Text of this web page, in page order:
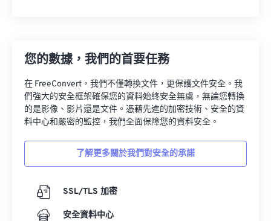
您的數據，我們的首要任務
在 FreeConvert，我們不僅轉換文件，更保護文件安全。我
們強大的安全框架確保您的資料始終安全無虞，無論您轉換
的是影像、影片還是文件。憑藉先進的加密技術、安全的資
料中心和嚴密的監控，我們全面保障您的資料安全。
了解更多關於我們對安全的承諾
SSL/TLS 加密
安全資料中心